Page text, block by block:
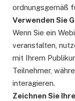
ordnungsgemäß
Verwenden Sie
Wenn Sie ein
veranstalten,
mit Ihrem
Teilnehmer,
interagieren.
Zeichnen Sie